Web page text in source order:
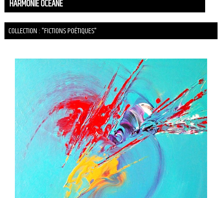
HARMONIE OCÉANE
COLLECTION : "FICTIONS POÉTIQUES"